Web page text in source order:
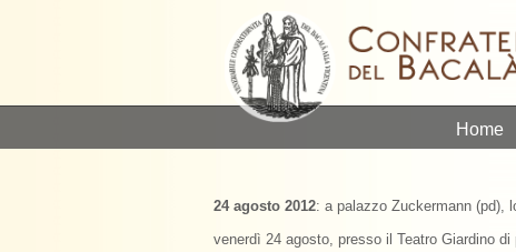
Home
24 agosto 2012: a palazzo Zuckermann (pd),
venerdì 24 agosto, presso il Teatro Giardino